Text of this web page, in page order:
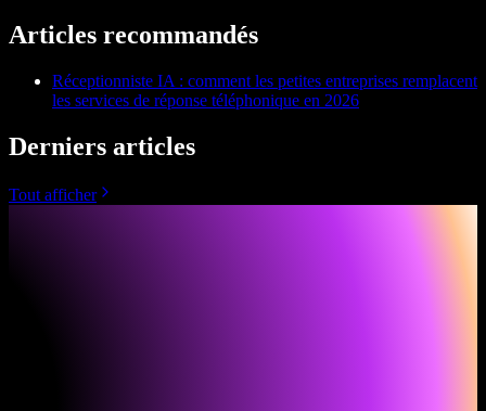
Articles recommandés
Réceptionniste IA : comment les petites entreprises remplacent
les services de réponse téléphonique en 2026
Derniers articles
Tout afficher